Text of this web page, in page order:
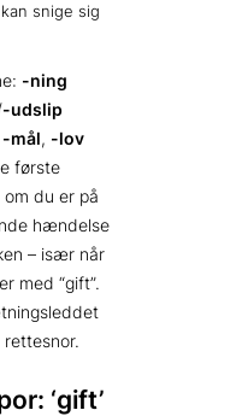
snige sig
-ning
-udslip
-mål, -lov
første
du er på
hændelse
– især når
med “gift”.
‘gift’